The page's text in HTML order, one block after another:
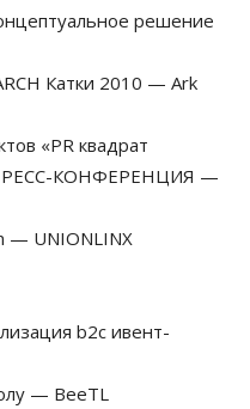
решение
Катки 2010 — Ark
«PR квадрат
КОНФЕРЕНЦИЯ —
— UNIONLINX
b2c ивент-
— BeeTL